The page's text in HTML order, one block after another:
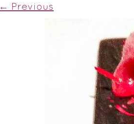
← Previous